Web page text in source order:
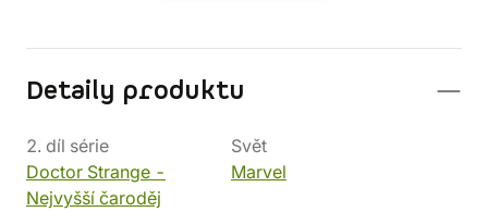
Detaily produktu
2. díl série
Doctor Strange -
Nejvyšší čaroděj
Svět
Marvel